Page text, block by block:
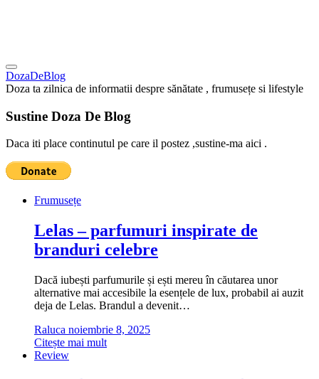
DozaDeBlog
Doza ta zilnica de informatii despre sănătate , frumusețe si lifestyle
Sustine Doza De Blog
Daca iti place continutul pe care il postez ,sustine-ma aici .
Frumusețe
Lelas – parfumuri inspirate de
branduri celebre
Dacă iubești parfumurile și ești mereu în căutarea unor
alternative mai accesibile la esențele de lux, probabil ai auzit
deja de Lelas. Brandul a devenit…
Raluca noiembrie 8, 2025
Citește mai mult
Review